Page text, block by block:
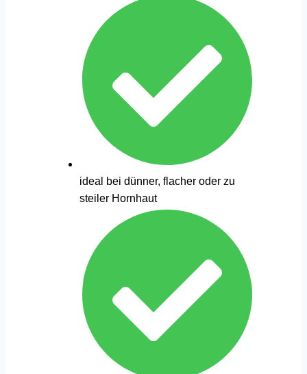
ideal bei dünner, flacher oder zu
steiler Hornhaut